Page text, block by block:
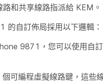
和共享線路指派給 KEM。
自訂佈局採用以下邏輯：
9871，您可以使用自
可編程虛擬線路鍵，這些